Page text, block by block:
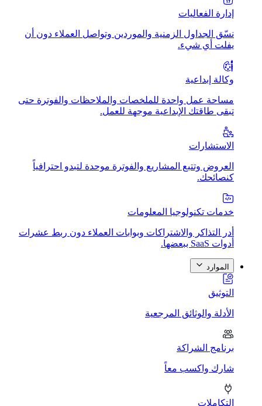
إدارة الفعاليات
نسّق الجداول الزمنية والموردين وتواصل العملاء دون أن
يفلت أي شيء.
وكالة إبداعية
مساحة عمل واحدة للملخصات والملاحظات والفوترة حتى
تبقى طاقتك الإبداعية موجهة للعمل.
الاستشارات
العروض وتتبع المشاريع والفوترة موحدة لتبدو احترافياً
كنصائحك.
خدمات تكنولوجيا المعلومات
أدر التذاكر والاشتراكات وبوابات العملاء دون ربط عشرات
أدوات SaaS ببعضها.
الموارد
التوثيق
الأدلة والوثائق المرجعية
برنامج الشراكة
شارك واكسب معاً
التكاملات